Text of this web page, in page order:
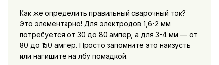
Как же определить правильный сварочный ток?
Это элементарно! Для электродов 1,6-2 мм
потребуется от 30 до 80 ампер, а для 3-4 мм — от
80 до 150 ампер. Просто запомните это наизусть
или напишите на лбу помадкой.